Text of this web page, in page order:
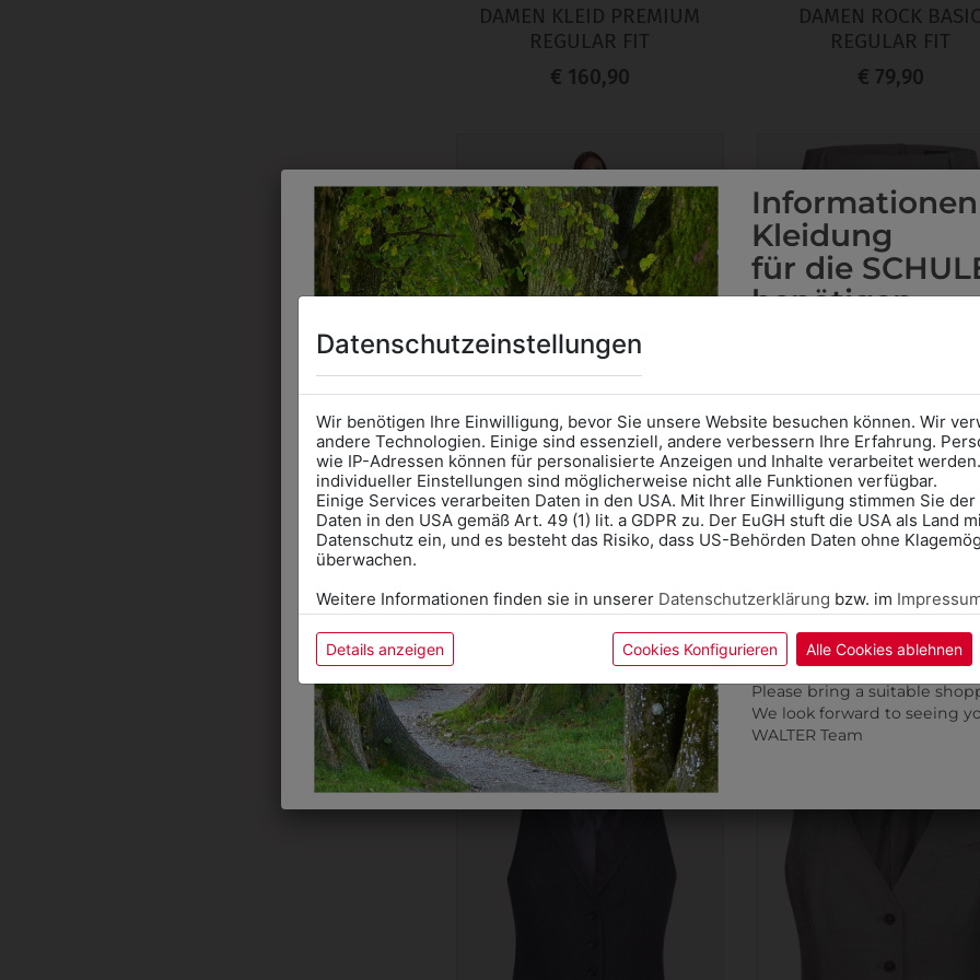
DAMEN KLEID PREMIUM
REGULAR FIT
€ 160,90
DAMEN ROCK BASIC
REGULAR FIT
€ 79,90
+
DAMEN-BLAZER
KOLLEKTION: PREMIUM
€ 217,90
DAMEN-STIFTROCK
MODERN
€ 103,90
Datenschutzeinstellungen
Wir benötigen Ihre Einwilligung, bevor Sie unsere Website besuchen können. Wir
andere Technologien. Einige sind essenziell, andere verbessern Ihre Erfahrung.
wie IP-Adressen können für personalisierte Anzeigen und Inhalte verarbeitet
individueller Einstellungen sind möglicherweise nicht alle Funktionen verfügbar.
Einige Services verarbeiten Daten in den USA. Mit Ihrer Einwilligung stimmen Sie
Daten in den USA gemäß Art. 49 (1) lit. a GDPR zu. Der EuGH stuft die USA als Land
Datenschutz ein, und es besteht das Risiko, dass US-Behörden Daten ohne
überwachen.
Weitere Informationen finden sie in unserer Datenschutzerklärung bzw. im
Details anzeigen Cookies Konfigurieren Alle Cookies ablehnen
Kleidung
für die
benötigen
AnprobeVorort im
das Kalendersymbol.
Ohne Termin kann es zu
Bitte nehmen Sie eine
für Ihren Einkauf mit.
Wir freuen uns - Das
correct school.
calendar icon.
Without an appointment,
Please bring a suitable
We look forward to seeing
WALTER Team